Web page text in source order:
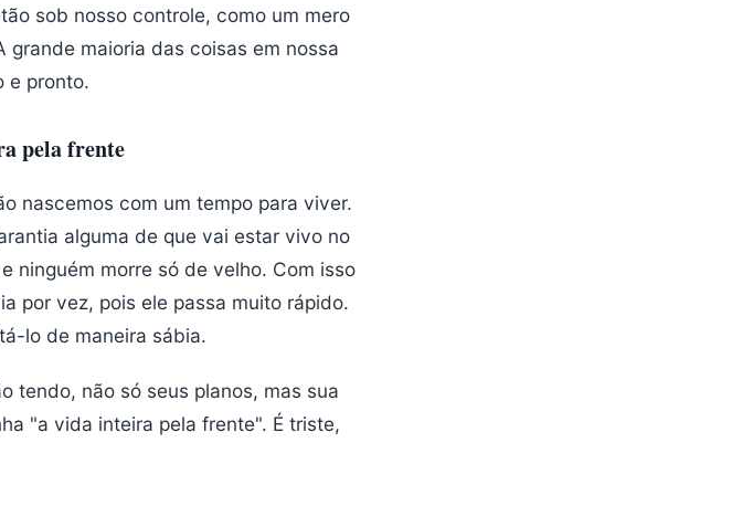
sob nosso controle, como um mero
maioria das coisas em nossa
e pronto.
pela frente
nascemos com um tempo para viver.
alguma de que vai estar vivo no
ninguém morre só de velho. Com isso
por vez, pois ele passa muito rápido.
lo de maneira sábia.
tendo, não só seus planos, mas sua
"a vida inteira pela frente". É triste,